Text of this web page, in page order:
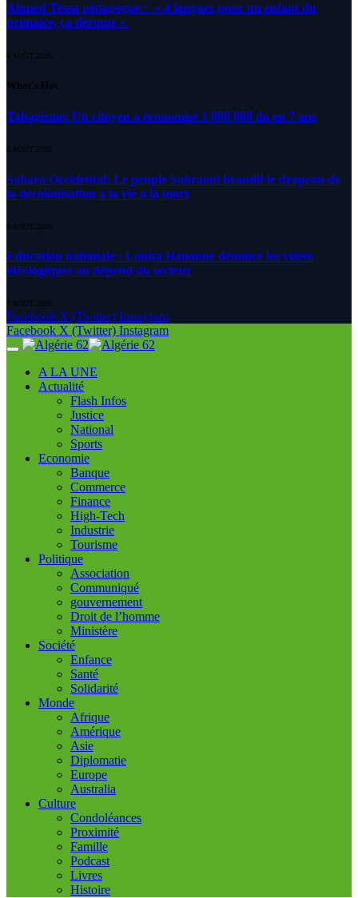
Ahmed Tessa pédagogue : » 4 langues pour un enfant du
primaire, ça déroute «
4 AOÛT 2026
What's Hot
Tabagisme: Un citoyen a économisé 1 000 000 da en 7 ans
8 AOÛT 2026
Sahara Occidental: Le peuple Sahraoui brandit le drapeau de
la décolonisation à la vie à la mort
8 AOÛT 2026
Education nationale : Louisa Hanoune dénonce les visées
idéologiques au dépend du secteur
7 AOÛT 2026
Facebook X (Twitter) Instagram
Facebook X (Twitter) Instagram
A LA UNE
Actualité
Flash Infos
Justice
National
Sports
Economie
Banque
Commerce
Finance
High-Tech
Industrie
Tourisme
Politique
Association
Communiqué
gouvernement
Droit de l’homme
Ministère
Société
Enfance
Santé
Solidarité
Monde
Afrique
Amérique
Asie
Diplomatie
Europe
Australia
Culture
Condoléances
Proximité
Famille
Podcast
Livres
Histoire